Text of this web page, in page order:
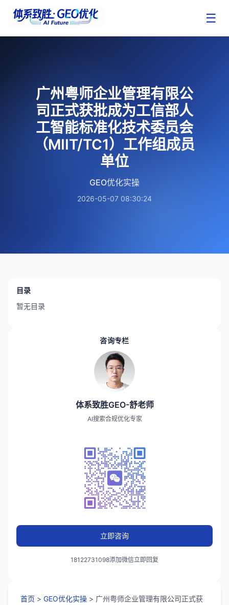
☰
广州粤师企业管理有限公
司正式获批成为工信部人
工智能标准化技术委员会
（MIIT/TC1）工作组成员
单位
GEO优化实操
2026-05-07 08:30:24
目录
暂无目录
咨询专栏
体系致胜GEO-舒老师
AI搜索合规优化专家
立即咨询
18122731098添加微信立即回复
首页 > GEO优化实操 > 广州粤师企业管理有限公司正式获